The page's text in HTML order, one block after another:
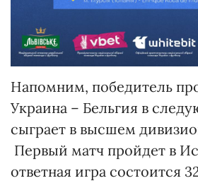
Напомним, победитель
Украина – Бельгия в
сыграет в высшем
Первый матч пройдет в
ответная игра состоится